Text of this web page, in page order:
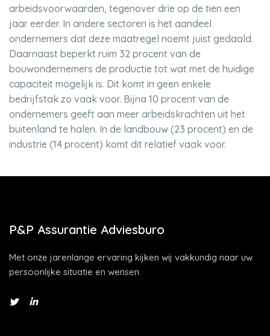
arbeidsvoorwaarden, tegenover drie op de tien een
jaar eerder. In andere sectoren is het aandeel
ondernemers dat deze maatregel noemt juist gedaald.
Daarnaast beperkt ruim 32 procent van de
bouwondernemers de productie tot wat met de huidige
capaciteit mogelijk is. Dit komt in geen enkele
bedrijfstak zo vaak voor. Bijna 10 procent van de
ondernemers geeft aan meer arbeidskrachten uit het
buitenland te halen. In de landbouw (23 procent) en de
industrie (14 procent) komt dit relatief vaak voor.
P&P Assurantie Adviesburo
Met onze jarenlange ervaring kijken wij vakkundig naar uw
persoonlijke situatie en wensen.